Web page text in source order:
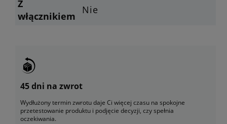
Z
włącznikiem
Nie
45 dni na zwrot
Wydłużony termin zwrotu daje Ci więcej czasu na spokojne
przetestowanie produktu i podjęcie decyzji, czy spełnia
oczekiwania.